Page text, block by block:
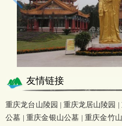
友情链接
重庆龙台山陵园 | 重庆龙居山陵园 |
公墓 |重庆金银山公墓 | 重庆金竹